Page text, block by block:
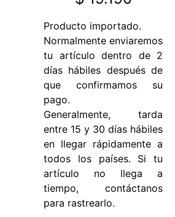
Producto importado.
Normalmente enviaremos
tu artículo dentro de 2
días hábiles después de
que confirmamos su
pago.
Generalmente, tarda
entre 15 y 30 días hábiles
en llegar rápidamente a
todos los países. Si tu
artículo no llega a
tiempo, contáctanos
para rastrearlo.